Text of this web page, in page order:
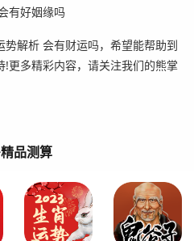
有好姻缘吗
解析 会有财运吗，希望能帮助到
更多精彩内容，请关注我们的熊掌
品测算